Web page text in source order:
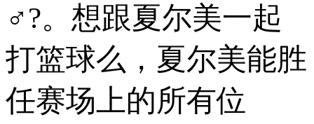
♂?。想跟夏尔美一起
打篮球么，夏尔美能胜
任赛场上的所有位